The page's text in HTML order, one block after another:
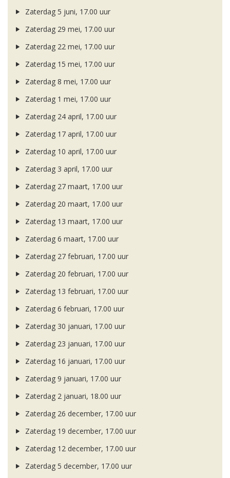
Zaterdag 5 juni, 17.00 uur
Zaterdag 29 mei, 17.00 uur
Zaterdag 22 mei, 17.00 uur
Zaterdag 15 mei, 17.00 uur
Zaterdag 8 mei, 17.00 uur
Zaterdag 1 mei, 17.00 uur
Zaterdag 24 april, 17.00 uur
Zaterdag 17 april, 17.00 uur
Zaterdag 10 april, 17.00 uur
Zaterdag 3 april, 17.00 uur
Zaterdag 27 maart, 17.00 uur
Zaterdag 20 maart, 17.00 uur
Zaterdag 13 maart, 17.00 uur
Zaterdag 6 maart, 17.00 uur
Zaterdag 27 februari, 17.00 uur
Zaterdag 20 februari, 17.00 uur
Zaterdag 13 februari, 17.00 uur
Zaterdag 6 februari, 17.00 uur
Zaterdag 30 januari, 17.00 uur
Zaterdag 23 januari, 17.00 uur
Zaterdag 16 januari, 17.00 uur
Zaterdag 9 januari, 17.00 uur
Zaterdag 2 januari, 18.00 uur
Zaterdag 26 december, 17.00 uur
Zaterdag 19 december, 17.00 uur
Zaterdag 12 december, 17.00 uur
Zaterdag 5 december, 17.00 uur